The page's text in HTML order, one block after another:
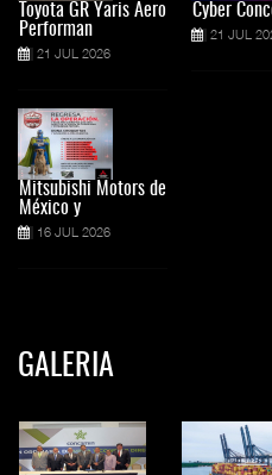
Toyota GR Yaris Aero
Performan
21 JUL 2026
Mitsubishi Motors de
México y
16 JUL 2026
Cyber
21 JUL
GALERIA